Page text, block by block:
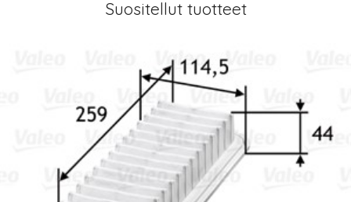
Suositellut tuotteet